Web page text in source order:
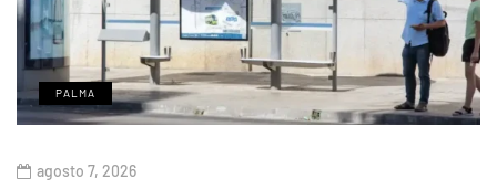
PALMA
agosto 7, 2026